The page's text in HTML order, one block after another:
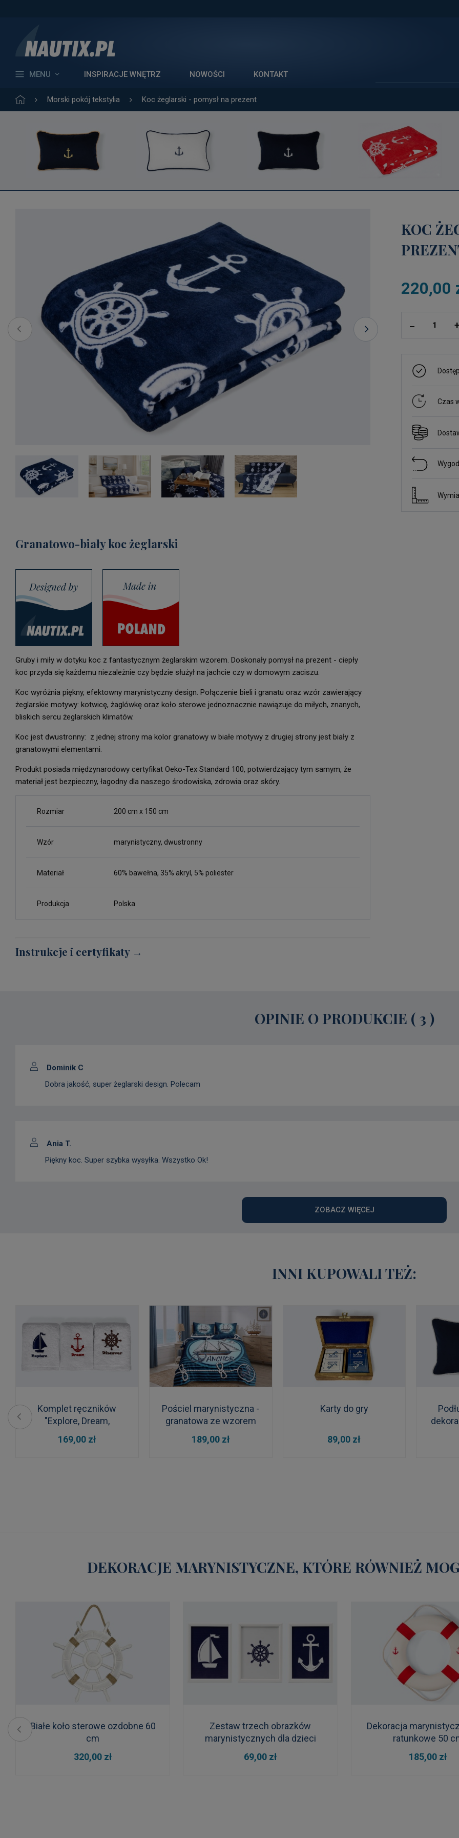
MENU INSPIRACJE WNĘTRZ NOWOŚCI KONTAKT
Morski pokój tekstylia Koc żeglarski - pomysł na prezent
Granatowo-biały koc żeglarski
Gruby i miły w dotyku koc z fantastycznym żeglarskim wzorem. Doskonały pomysł na prezent - ciepły
koc przyda się każdemu niezależnie czy będzie służył na jachcie czy w domowym zaciszu.
Koc wyróżnia piękny, efektowny marynistyczny design. Połączenie bieli i granatu oraz wzór zawierający
żeglarskie motywy: kotwicę, żaglówkę oraz koło sterowe jednoznacznie nawiązuje do miłych, znanych,
bliskich sercu żeglarskich klimatów.
Koc jest dwustronny: z jednej strony ma kolor granatowy w białe motywy z drugiej strony jest biały z
granatowymi elementami.
Produkt posiada międzynarodowy certyfikat Oeko-Tex Standard 100, potwierdzający tym samym, że
materiał jest bezpieczny, łagodny dla naszego środowiska, zdrowia oraz skóry.
Rozmiar 200 cm x 150 cm
Wzór marynistyczny, dwustronny
Materiał 60% bawełna, 35% akryl, 5% poliester
Produkcja Polska
Instrukcje i certyfikaty →
KOC
220,00
+
Czas
OPINIE O PRODUKCIE (3 )
Dominik C
Dobra jakość, super żeglarski design. Polecam
Ania T.
Piękny koc. Super szybka wysyłka. Wszystko Ok!
ZOBACZ WIĘCEJ
INNI KUPOWALI TEŻ:
Komplet ręczników
"Explore, Dream,
Discover"
169,00 zł
DO KOSZYKA
Pościel marynistyczna -
granatowa ze wzorem
200 x 220 cm
189,00 zł
DO KOSZYKA
Karty do gry
89,00 zł
DO KOSZYKA
DEKORACJE MARYNISTYCZNE, KTÓRE RÓWNIEŻ
Białe koło sterowe ozdobne 60
cm
320,00 zł
DO KOSZYKA
Zestaw trzech obrazków
marynistycznych dla dzieci
69,00 zł
DO KOSZYKA
Dekoracja
ratunkowe 50
185,00 zł
DO KOSZYKA